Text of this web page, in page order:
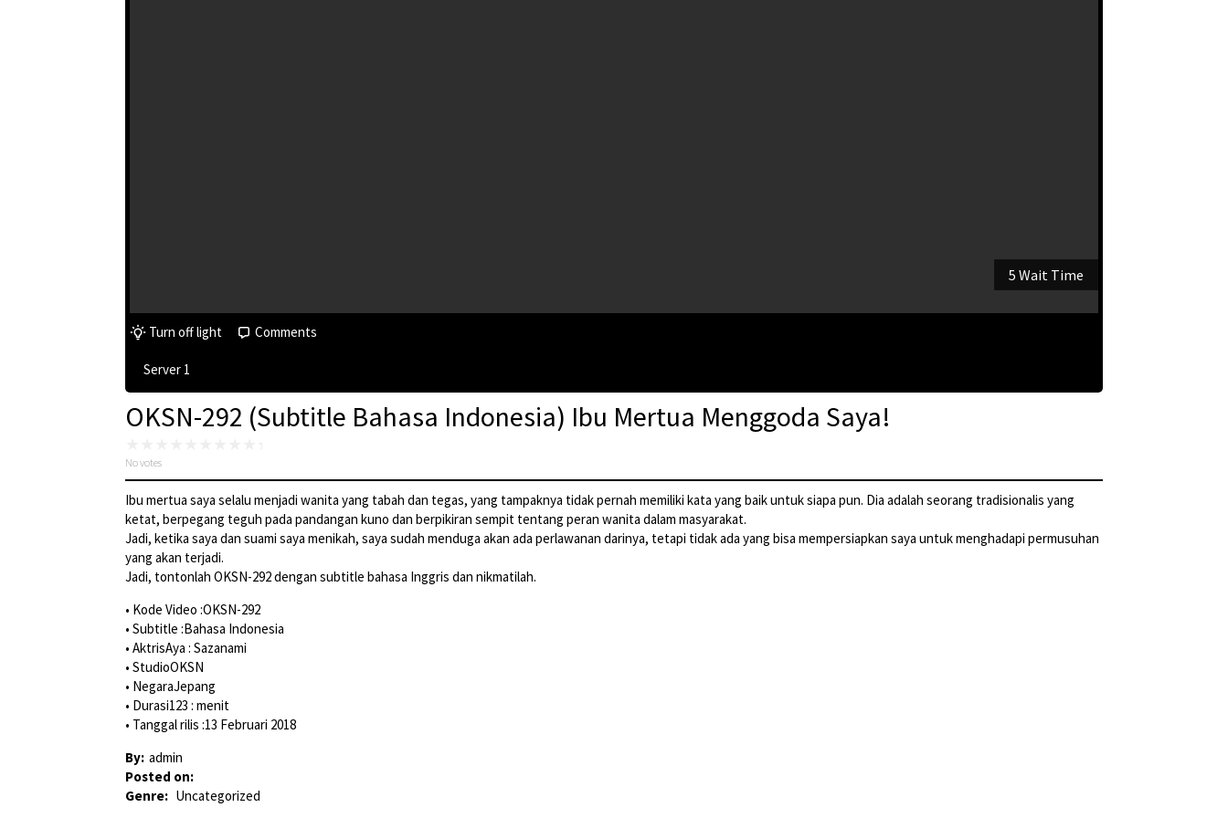
5 Wait Time
Turn off light Comments
Server 1
OKSN-292 (Subtitle Bahasa Indonesia) Ibu Mertua Menggoda Saya!
No votes
Ibu mertua saya selalu menjadi wanita yang tabah dan tegas, yang tampaknya tidak pernah memiliki kata yang baik untuk siapa pun. Dia adalah seorang tradisionalis yang
ketat, berpegang teguh pada pandangan kuno dan berpikiran sempit tentang peran wanita dalam masyarakat.
Jadi, ketika saya dan suami saya menikah, saya sudah menduga akan ada perlawanan darinya, tetapi tidak ada yang bisa mempersiapkan saya untuk menghadapi permusuhan
yang akan terjadi.
Jadi, tontonlah OKSN-292 dengan subtitle bahasa Inggris dan nikmatilah.
• Kode Video :OKSN-292
• Subtitle :Bahasa Indonesia
• AktrisAya : Sazanami
• StudioOKSN
• NegaraJepang
• Durasi123 : menit
• Tanggal rilis :13 Februari 2018
By: admin
Posted on:
Genre: Uncategorized